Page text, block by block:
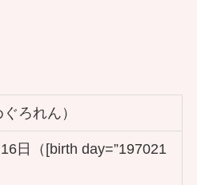
ろれん）
日（[birth day=”197021